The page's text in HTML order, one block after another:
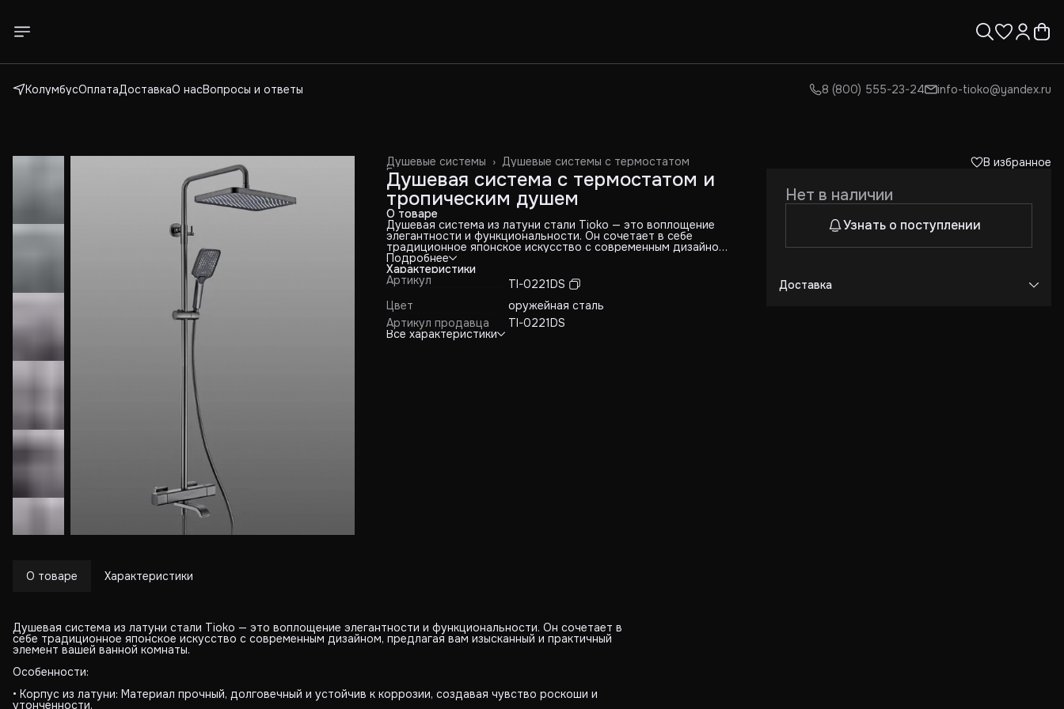
КолумбусОплатаДоставкаО насВопросы и ответы 8 (800) 555-23-24 info-tioko@yandex.ru
Душевые системы с термостатом
Душевые системы ›
Главная ›
Душевая система с термостатом и
тропическим душем
О товаре
Душевая система из латуни стали Tioko — это воплощение
элегантности и функциональности. Он сочетает в себе
традиционное японское искусство с современным дизайном,
предлагая вам изысканный и практичный элемент вашей
ванной комнаты.
Особенности:
• Корпус из латуни: Материал прочный, долговечный и
устойчив к коррозии, создавая чувство роскоши и
утонченности.
• Японское качество: Изготовлен с японской точностью и
вниманием к деталям, обеспечивая безупречную работу и
Подробнее
Характеристики
Артикул
TI-0221DS
Цвет
оружейная сталь
Артикул продавца
TI-0221DS
Все характеристики
В избранное
Нет в наличии
Узнать о поступлении
Доставка
О товаре Характеристики
Душевая система из латуни стали Tioko — это воплощение элегантности и функциональности. Он сочетает в
себе традиционное японское искусство с современным дизайном, предлагая вам изысканный и практичный
элемент вашей ванной комнаты.
Особенности:
• Корпус из латуни: Материал прочный, долговечный и устойчив к коррозии, создавая чувство роскоши и
утонченности.